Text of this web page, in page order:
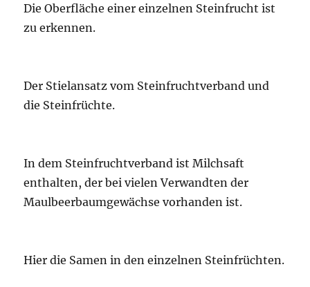
Die Oberfläche einer einzelnen Steinfrucht ist
zu erkennen.
Der Stielansatz vom Steinfruchtverband und
die Steinfrüchte.
In dem Steinfruchtverband ist Milchsaft
enthalten, der bei vielen Verwandten der
Maulbeerbaumgewächse vorhanden ist.
Hier die Samen in den einzelnen Steinfrüchten.